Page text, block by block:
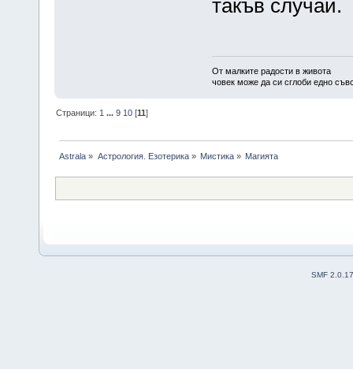
такъв случай.
От малките радости в живота
човек може да си сглоби едно
Страници: 1 ...9 10 [11]
Astrala » Астрология. Езотерика» Мистика» Магията
SMF 2.0.17